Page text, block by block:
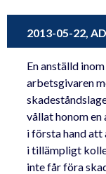
2013-05-22,
En anställd
arbetsgivaren
vållat honom
i första hand att
i tillämpligt
inte får föra